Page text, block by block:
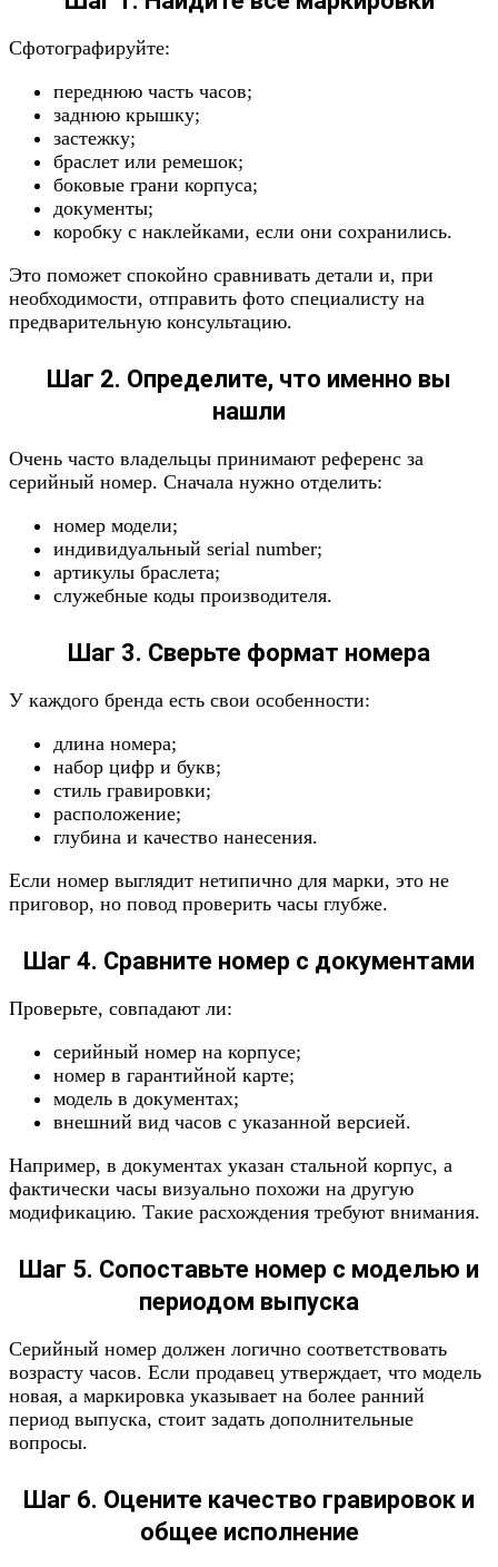
Сфотографируйте:
переднюю часть часов;
заднюю крышку;
застежку;
браслет или ремешок;
боковые грани корпуса;
документы;
коробку с наклейками, если они сохранились.
Это поможет спокойно сравнивать детали и, при
необходимости, отправить фото специалисту на
предварительную консультацию.
Шаг 2. Определите, что именно вы
нашли
Очень часто владельцы принимают референс за
серийный номер. Сначала нужно отделить:
номер модели;
индивидуальный serial number;
артикулы браслета;
служебные коды производителя.
Шаг 3. Сверьте формат номера
У каждого бренда есть свои особенности:
длина номера;
набор цифр и букв;
стиль гравировки;
расположение;
глубина и качество нанесения.
Если номер выглядит нетипично для марки, это не
приговор, но повод проверить часы глубже.
Шаг 4. Сравните номер с документами
Проверьте, совпадают ли:
серийный номер на корпусе;
номер в гарантийной карте;
модель в документах;
внешний вид часов с указанной версией.
Например, в документах указан стальной корпус, а
фактически часы визуально похожи на другую
модификацию. Такие расхождения требуют внимания.
Шаг 5. Сопоставьте номер с моделью и
периодом выпуска
Серийный номер должен логично соответствовать
возрасту часов. Если продавец утверждает, что модель
новая, а маркировка указывает на более ранний
период выпуска, стоит задать дополнительные
вопросы.
Шаг 6. Оцените качество гравировок и
общее исполнение